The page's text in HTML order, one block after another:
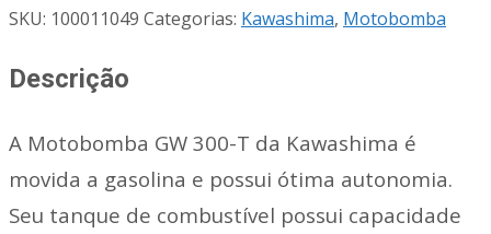
SKU: 100011049 Categorias: Kawashima, Motobomba
Descrição
A Motobomba GW 300-T da Kawashima é
movida a gasolina e possui ótima autonomia.
Seu tanque de combustível possui capacidade